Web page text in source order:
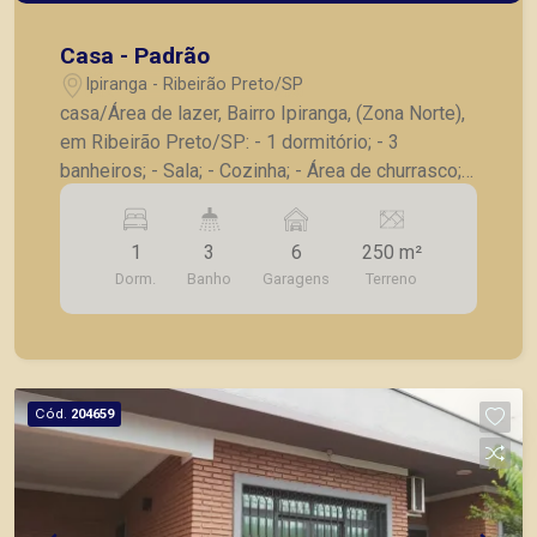
Casa - Padrão
Ipiranga - Ribeirão Preto/SP
casa/Área de lazer, Bairro Ipiranga, (Zona Norte),
em Ribeirão Preto/SP: - 1 dormitório; - 3
banheiros; - Sala; - Cozinha; - Área de churrasco; -
Piscina; - Salão para comercio ao lado da casa; -
6 vagas de garagem. A Piramid tem como
objetivo atender seus clientes com agilidade e
segurança, em locação, vendas de imóveis
prontos, usados ou mesmo nos principais
1
Dorm.
3
Banho
6
Garagens
250 m²
Terreno
Cód. 204659